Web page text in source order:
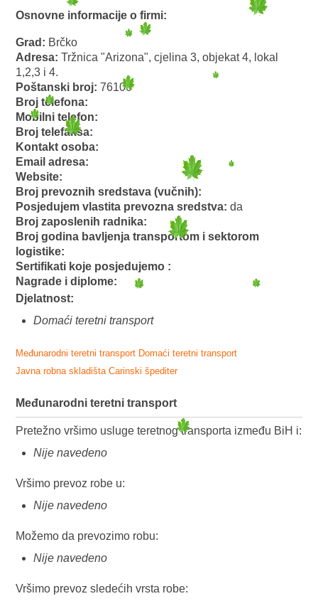
Osnovne informacije o firmi:
Grad: Brčko
Adresa:Tržnica "Arizona", cjelina 3, objekat 4, lokal
1,2,3 i 4.
Poštanski broj:76100
Broj telefona:
Mobilni telefon:
Broj telefaksa:
Kontakt osoba:
Email adresa:
Website:
Broj prevoznih sredstava (vučnih):
Posjedujem vlastita prevozna sredstva:da
Broj zaposlenih radnika:
Broj godina bavljenja transportom i sektorom
logistike:
Sertifikati koje posjedujemo :
Nagrade i diplome:
Djelatnost:
Domaći teretni transport
Međunarodni teretni transport Domaći teretni transport
Javna robna skladišta Carinski špediter
Međunarodni teretni transport
Pretežno vršimo usluge teretnog transporta između BiH i:
Nije navedeno
Vršimo prevoz robe u:
Nije navedeno
Možemo da prevozimo robu:
Nije navedeno
Vršimo prevoz sledećih vrsta robe: